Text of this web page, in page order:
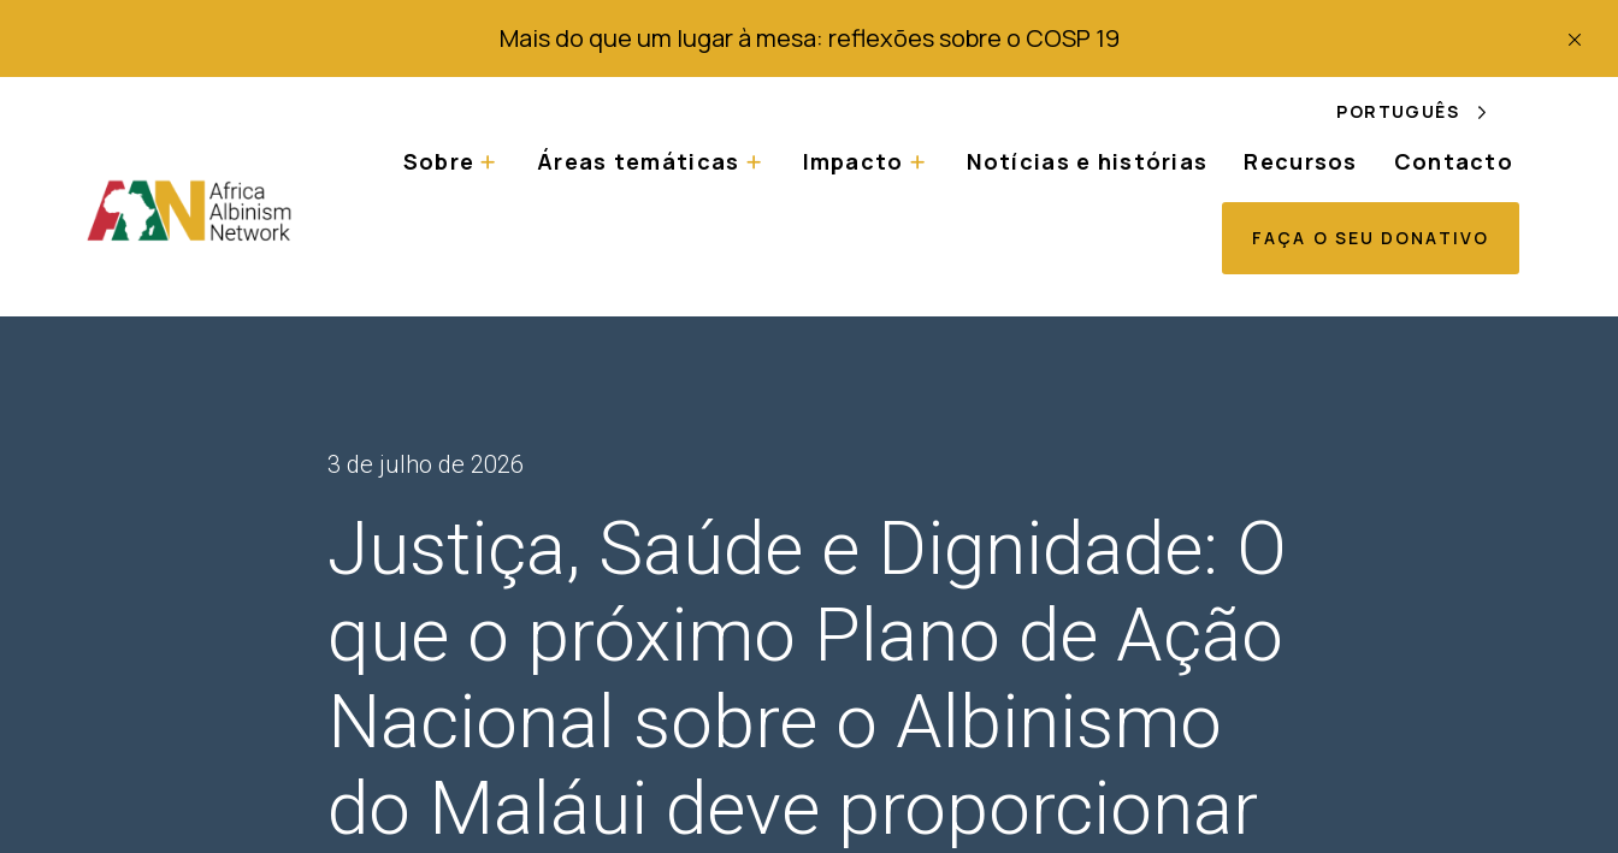
Mais do que um lugar à mesa: reflexões sobre o COSP 19
PORTUGUÊS
Sobre Áreas temáticas Impacto Notícias e histórias Recursos Contacto
FAÇA O SEU DONATIVO
3 de julho de 2026
Justiça, Saúde e Dignidade: O
que o próximo Plano de Ação
Nacional sobre o Albinismo
do Maláui deve proporcionar